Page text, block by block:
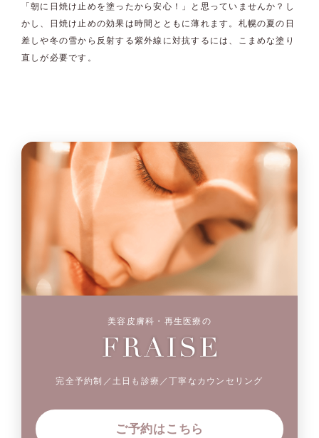
「朝に日焼け止めを塗ったから安心！」と思っていませんか？し
かし、日焼け止めの効果は時間とともに薄れます。札幌の夏の日
差しや冬の雪から反射する紫外線に対抗するには、こまめな塗り
直しが必要です。
美容皮膚科・再生医療の
完全予約制／土日も診療／丁寧なカウンセリング
ご予約はこちら